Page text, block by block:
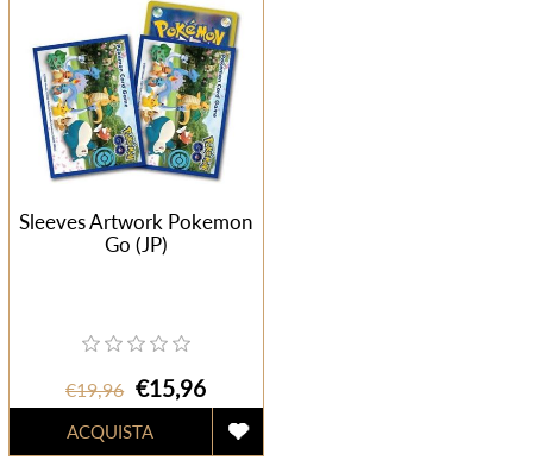
Sleeves Artwork Pokemon
Go (JP)
€19,96 €15,96